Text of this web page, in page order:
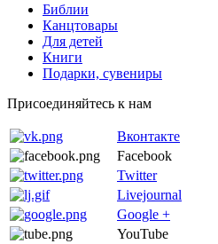
Библии
Канцтовары
Для детей
Книги
Подарки, сувениры
Присоединяйтесь к нам
Вконтакте
Facebook
Twitter
Livejournal
Google +
YouTube